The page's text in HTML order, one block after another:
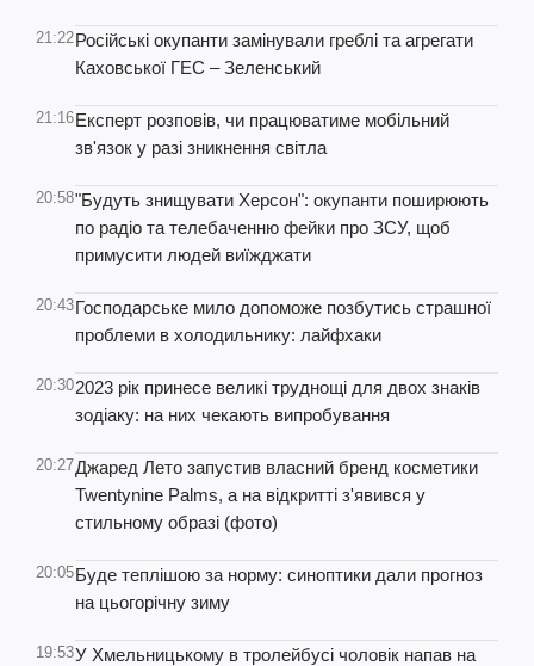
21:22Російські окупанти замінували греблі та агрегати
Каховської ГЕС – Зеленський
21:16Експерт розповів, чи працюватиме мобільний
зв'язок у разі зникнення світла
20:58"Будуть знищувати Херсон": окупанти поширюють
по радіо та телебаченню фейки про ЗСУ, щоб
примусити людей виїжджати
20:43Господарське мило допоможе позбутись страшної
проблеми в холодильнику: лайфхаки
20:302023 рік принесе великі труднощі для двох знаків
зодіаку: на них чекають випробування
20:27Джаред Лето запустив власний бренд косметики
Twentynine Palms, а на відкритті з'явився у
стильному образі (фото)
20:05Буде теплішою за норму: синоптики дали прогноз
на цьогорічну зиму
19:53У Хмельницькому в тролейбусі чоловік напав на